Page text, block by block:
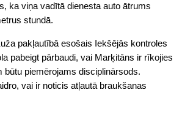
ka viņa vadītā dienesta auto ātrums
stundā.
pakļautībā esošais Iekšējās kontroles
pabeigt pārbaudi, vai Marķitāns ir rīkojies
būtu piemērojams disciplinārsods.
vai ir noticis atļautā braukšanas